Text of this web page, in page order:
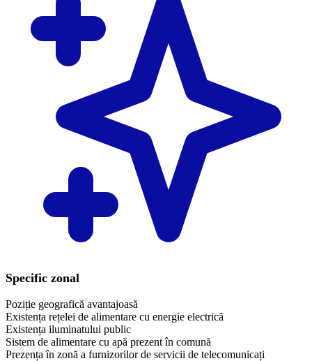
Specific zonal
Poziție geografică avantajoasă
Existența rețelei de alimentare cu energie electrică
Existența iluminatului public
Sistem de alimentare cu apă prezent în comună
​Prezența în zonă a furnizorilor de servicii de telecomunicați